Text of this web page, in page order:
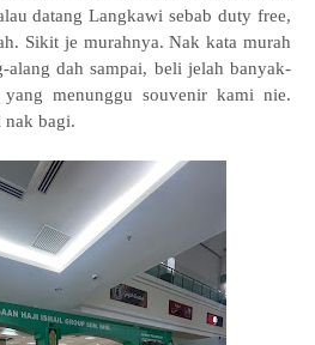
datang Langkawi sebab duty free,
Sikit je murahnya. Nak kata murah
alang dah sampai, beli jelah banyak-
menunggu souvenir kami nie.
nak bagi.